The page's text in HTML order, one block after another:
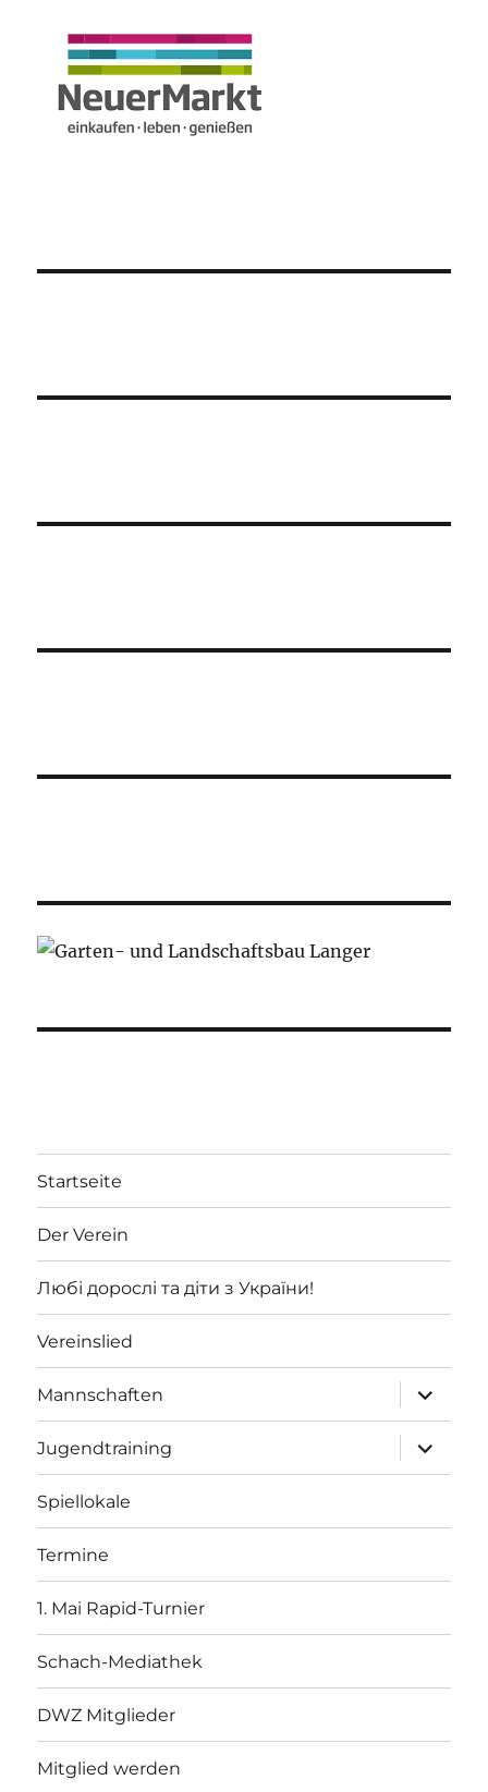
Startseite
Der Verein
Любі дорослі та діти з України!
Vereinslied
Mannschaften
öffnen
Jugendtraining
öffnen
Spiellokale
Termine
1. Mai Rapid-Turnier
Schach-Mediathek
DWZ Mitglieder
Mitglied werden